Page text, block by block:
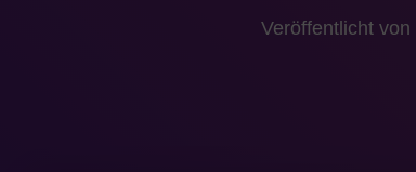
Veröffentlicht von